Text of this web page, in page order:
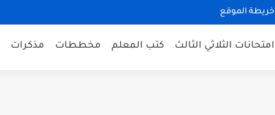
خريطة الموقع
امتحانات الثلاثي الثالث كتب المعلم مخططات مذكرات